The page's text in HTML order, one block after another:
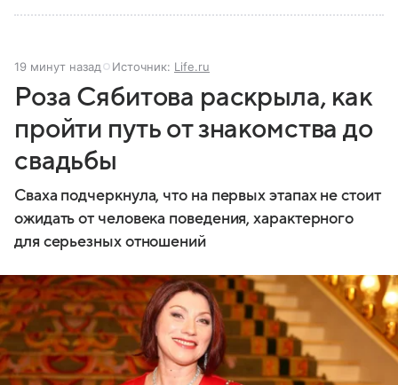
19 минут назад Источник: Life.ru
Роза Сябитова раскрыла, как
пройти путь от знакомства до
свадьбы
Сваха подчеркнула, что на первых этапах не стоит
ожидать от человека поведения, характерного
для серьезных отношений